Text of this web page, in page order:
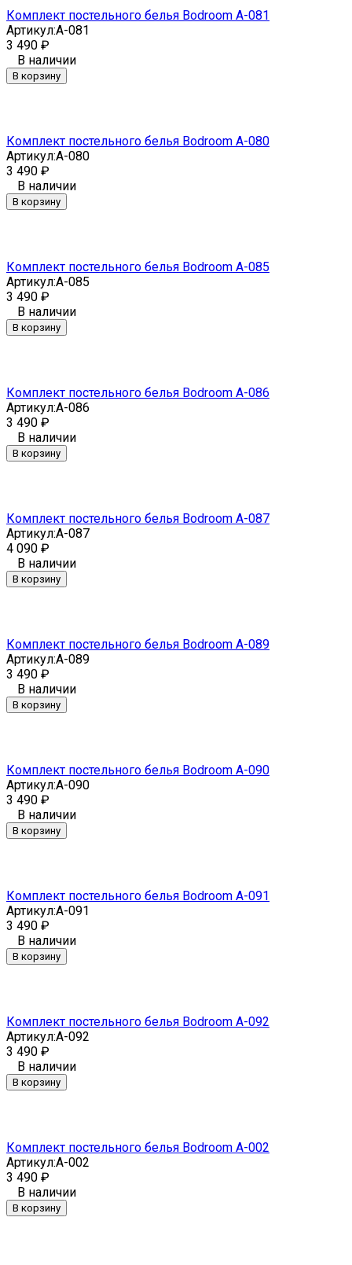
Комплект постельного белья Bodroom A-081
Артикул:A-081
3 490 ₽
В наличии
В корзину
Комплект постельного белья Bodroom A-080
Артикул:A-080
3 490 ₽
В наличии
В корзину
Комплект постельного белья Bodroom A-085
Артикул:A-085
3 490 ₽
В наличии
В корзину
Комплект постельного белья Bodroom A-086
Артикул:A-086
3 490 ₽
В наличии
В корзину
Комплект постельного белья Bodroom A-087
Артикул:A-087
4 090 ₽
В наличии
В корзину
Комплект постельного белья Bodroom A-089
Артикул:A-089
3 490 ₽
В наличии
В корзину
Комплект постельного белья Bodroom A-090
Артикул:A-090
3 490 ₽
В наличии
В корзину
Комплект постельного белья Bodroom A-091
Артикул:A-091
3 490 ₽
В наличии
В корзину
Комплект постельного белья Bodroom A-092
Артикул:A-092
3 490 ₽
В наличии
В корзину
Комплект постельного белья Bodroom A-002
Артикул:A-002
3 490 ₽
В наличии
В корзину